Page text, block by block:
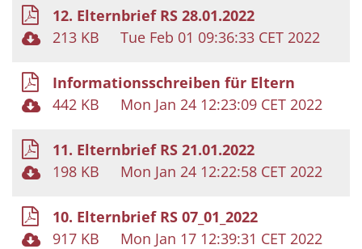
12. Elternbrief RS 28.01.2022
213 KB
Tue Feb 01 09:36:33 CET 2022
Informationsschreiben für Eltern
442 KB
Mon Jan 24 12:23:09 CET 2022
11. Elternbrief RS 21.01.2022
198 KB
Mon Jan 24 12:22:58 CET 2022
10. Elternbrief RS 07_01_2022
917 KB
Mon Jan 17 12:39:31 CET 2022